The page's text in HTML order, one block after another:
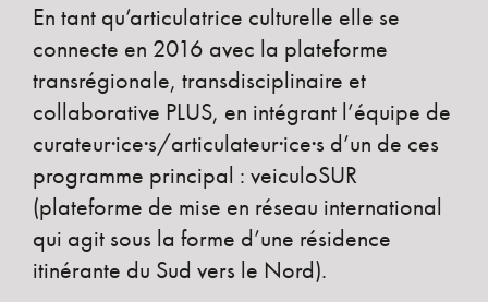
En tant qu’articulatrice culturelle elle se
connecte en 2016 avec la plateforme
transrégionale, transdisciplinaire et
collaborative PLUS, en intégrant l’équipe de
curateur·ice·s/articulateur·ice·s d’un de ces
programme principal : veiculoSUR
(plateforme de mise en réseau international
qui agit sous la forme d’une résidence
itinérante du Sud vers le Nord).